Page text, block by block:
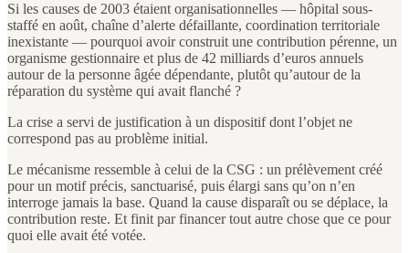
Si les causes de 2003 étaient organisationnelles — hôpital sous-
staffé en août, chaîne d’alerte défaillante, coordination territoriale
inexistante — pourquoi avoir construit une contribution pérenne, un
organisme gestionnaire et plus de 42 milliards d’euros annuels
autour de la personne âgée dépendante, plutôt qu’autour de la
réparation du système qui avait flanché ?
La crise a servi de justification à un dispositif dont l’objet ne
correspond pas au problème initial.
Le mécanisme ressemble à celui de la CSG : un prélèvement créé
pour un motif précis, sanctuarisé, puis élargi sans qu’on n’en
interroge jamais la base. Quand la cause disparaît ou se déplace, la
contribution reste. Et finit par financer tout autre chose que ce pour
quoi elle avait été votée.